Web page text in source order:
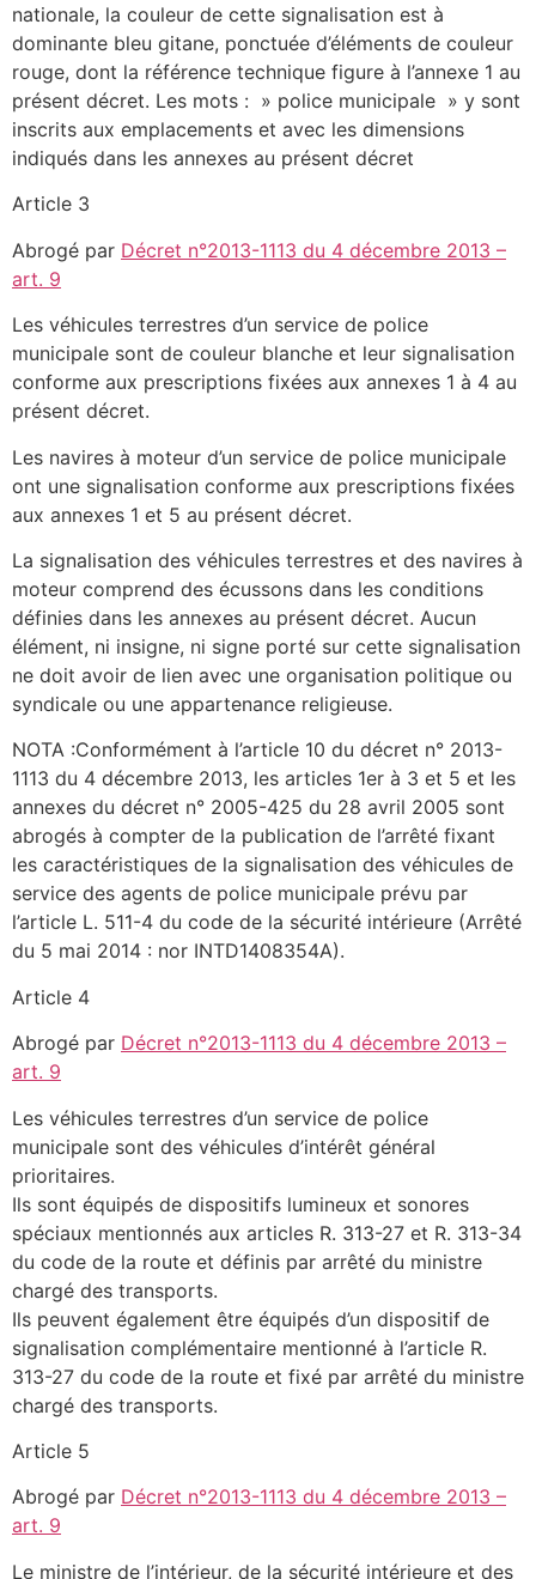
nationale, la couleur de cette signalisation est à
dominante bleu gitane, ponctuée d’éléments de couleur
rouge, dont la référence technique figure à l’annexe 1 au
présent décret. Les mots : » police municipale » y sont
inscrits aux emplacements et avec les dimensions
indiqués dans les annexes au présent décret
Article 3
Abrogé par Décret n°2013-1113 du 4 décembre 2013 –
art. 9
Les véhicules terrestres d’un service de police
municipale sont de couleur blanche et leur signalisation
conforme aux prescriptions fixées aux annexes 1 à 4 au
présent décret.
Les navires à moteur d’un service de police municipale
ont une signalisation conforme aux prescriptions fixées
aux annexes 1 et 5 au présent décret.
La signalisation des véhicules terrestres et des navires à
moteur comprend des écussons dans les conditions
définies dans les annexes au présent décret. Aucun
élément, ni insigne, ni signe porté sur cette signalisation
ne doit avoir de lien avec une organisation politique ou
syndicale ou une appartenance religieuse.
NOTA :Conformément à l’article 10 du décret n° 2013-
1113 du 4 décembre 2013, les articles 1er à 3 et 5 et les
annexes du décret n° 2005-425 du 28 avril 2005 sont
abrogés à compter de la publication de l’arrêté fixant
les caractéristiques de la signalisation des véhicules de
service des agents de police municipale prévu par
l’article L. 511-4 du code de la sécurité intérieure (Arrêté
du 5 mai 2014 : nor INTD1408354A).
Article 4
Abrogé par Décret n°2013-1113 du 4 décembre 2013 –
art. 9
Les véhicules terrestres d’un service de police
municipale sont des véhicules d’intérêt général
prioritaires.
Ils sont équipés de dispositifs lumineux et sonores
spéciaux mentionnés aux articles R. 313-27 et R. 313-34
du code de la route et définis par arrêté du ministre
chargé des transports.
Ils peuvent également être équipés d’un dispositif de
signalisation complémentaire mentionné à l’article R.
313-27 du code de la route et fixé par arrêté du ministre
chargé des transports.
Article 5
Abrogé par Décret n°2013-1113 du 4 décembre 2013 –
art. 9
Le ministre de l’intérieur, de la sécurité intérieure et des